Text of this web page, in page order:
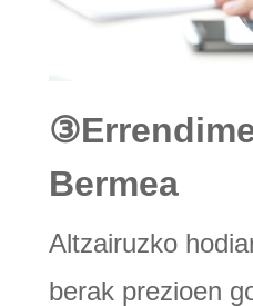
③
Bermea
Altzairuzko
berak prezioen